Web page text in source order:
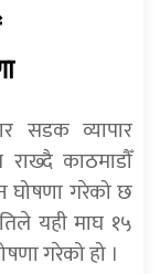
सडक व्यापार
काठमाडौँ
घोषणा गरेको छ
यही माघ १५
गरेको हो ।